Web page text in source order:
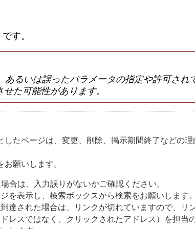
す。
あるいは誤ったパラメータの指定や許可され
た可能性があります。
たページは、変更、削除、掲示期間終了などの理
願いします。
合は、入力誤りがないかご確認ください。
を表示し、検索ボックスから検索をお願いします。
達された場合は、リンクが切れていますので、リ
レスではなく、クリックされたアドレス）を担当